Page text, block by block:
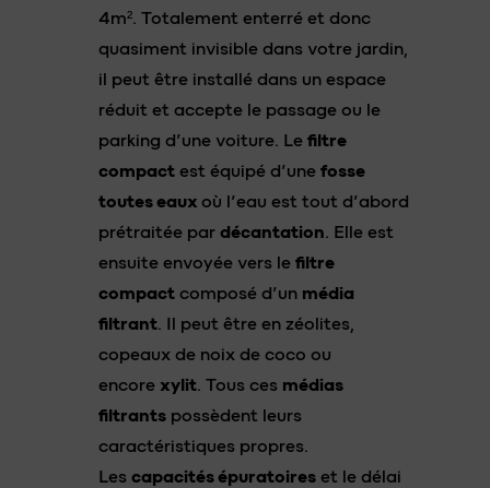
4m². Totalement enterré et donc
quasiment invisible dans votre jardin,
il peut être installé dans un espace
réduit et accepte le passage ou le
parking d’une voiture. Le filtre
compact est équipé d’une fosse
toutes eaux où l’eau est tout d’abord
prétraitée par décantation. Elle est
ensuite envoyée vers le filtre
compact composé d’un média
filtrant. Il peut être en zéolites,
copeaux de noix de coco ou
encore xylit. Tous ces médias
filtrants possèdent leurs
caractéristiques propres.
Les capacités épuratoires et le délai